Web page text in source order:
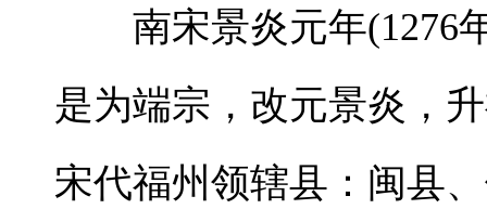
南宋景炎元年(1276
是为端宗，改元景炎，
宋代福州领辖县：闽县